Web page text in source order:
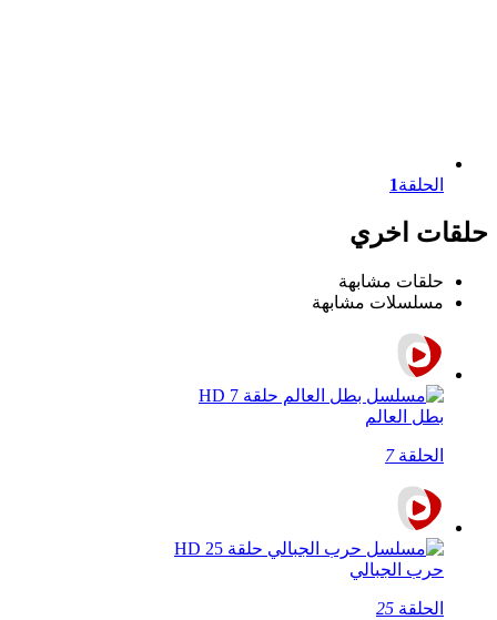
الحلقة1
حلقات اخري
حلقات مشابهة
مسلسلات مشابهة
بطل العالم
الحلقة7
حرب الجبالي
الحلقة 25